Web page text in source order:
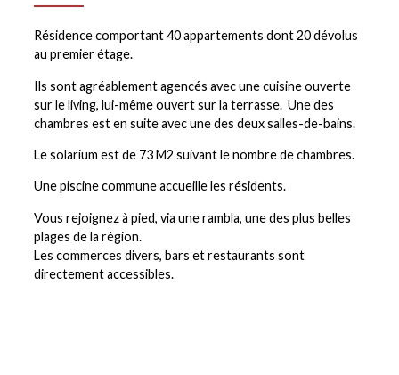
Résidence comportant 40 appartements dont 20 dévolus
au premier étage.
Ils sont agréablement agencés avec une cuisine ouverte
sur le living, lui-même ouvert sur la terrasse. Une des
chambres est en suite avec une des deux salles-de-bains.
Le solarium est de 73 M2 suivant le nombre de chambres.
Une piscine commune accueille les résidents.
Vous rejoignez à pied, via une rambla, une des plus belles
plages de la région.
Les commerces divers, bars et restaurants sont
directement accessibles.